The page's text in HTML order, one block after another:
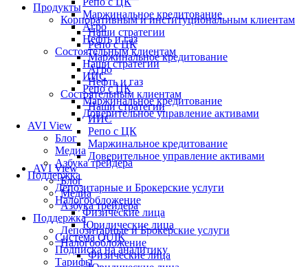
Маржинальное кредитование
Агро
Нефть и газ
Состоятельным клиентам
Наши стратегии
ИИС
Репо с ЦК
Маржинальное кредитование
Доверительное управление активами
AVI View
Блог
Медиа
Азбука трейдера
Поддержка
Депозитарные и Брокерские услуги
Налогообложение
Физические лица
Юридические лица
Система QUIK
Подписка на аналитику
Тарифы
Продукты
Корпоративным и институциональным клиентам
Наши стратегии
Репо с ЦК
Маржинальное кредитование
Агро
Нефть и газ
Состоятельным клиентам
Наши стратегии
ИИС
Репо с ЦК
Маржинальное кредитование
Доверительное управление активами
AVI View
Блог
Медиа
Азбука трейдера
Поддержка
Депозитарные и Брокерские услуги
Налогообложение
Физические лица